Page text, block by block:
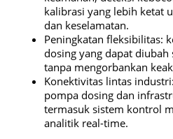
kalibrasi yang lebih ketat
dan keselamatan.
Peningkatan fleksibilitas:
dosing yang dapat
tanpa mengorbankan
Konektivitas lintas
pompa dosing dan
termasuk sistem kontrol
analitik real-time.